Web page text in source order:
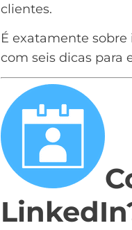
clientes.
É exatamente
com seis dicas para